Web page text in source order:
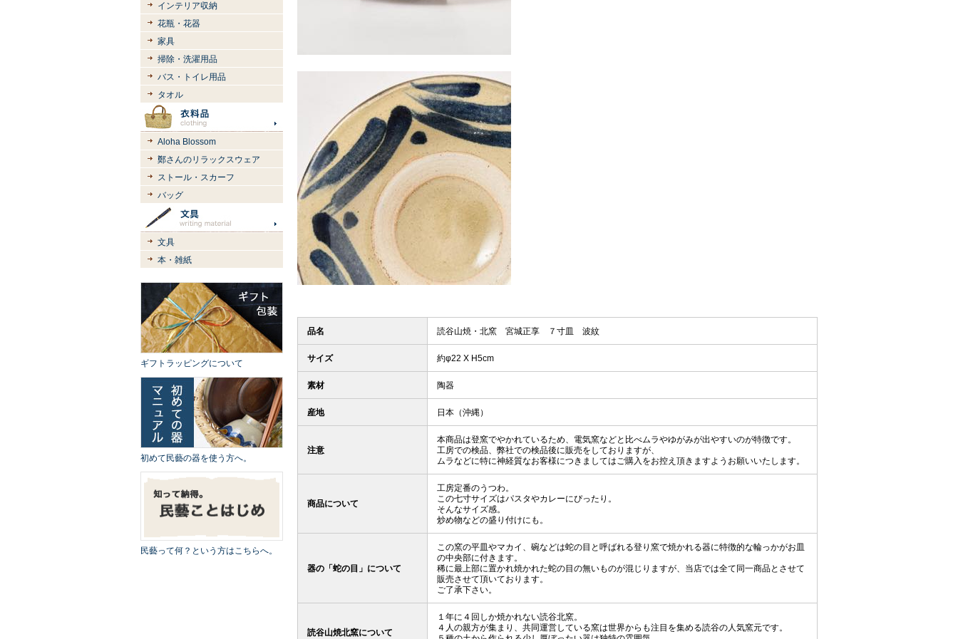
インテリア収納
花瓶・花器
家具
掃除・洗濯用品
バス・トイレ用品
タオル
Aloha Blossom
鄭さんのリラックスウェア
ストール・スカーフ
バッグ
文具
本・雑紙
ギフトラッピングについて
初めて民藝の器を使う方へ。
民藝って何？という方はこちらへ。
品名 読谷山焼・北窯 宮城正享 ７寸皿 波紋
サイズ 約φ22 X H5cm
素材 陶器
産地 日本（沖縄）
注意
本商品は登窯でやかれているため、電気窯などと比べムラやゆがみが出やすいのが特徴です。
工房での検品、弊社での検品後に販売をしておりますが、
ムラなどに特に神経質なお客様につきましてはご購入をお控え頂きますようお願いいたします。
商品について
工房定番のうつわ。
この七寸サイズはパスタやカレーにぴったり。
そんなサイズ感。
炒め物などの盛り付けにも。
器の「蛇の目」について
この窯の平皿やマカイ、碗などは蛇の目と呼ばれる登り窯で焼かれる器に特徴的な輪っかがお皿
の中央部に付きます。
稀に最上部に置かれ焼かれた蛇の目の無いものが混じりますが、当店では全て同一商品とさせて
販売させて頂いております。
ご了承下さい。
読谷山焼北窯について
１年に４回しか焼かれない読谷北窯。
４人の親方が集まり、共同運営している窯は世界からも注目を集める読谷の人気窯元です。